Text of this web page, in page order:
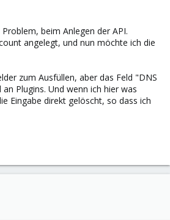
beim Anlegen der API.
angelegt, und nun möchte ich die
zum Ausfüllen, aber das Feld "DNS
Plugins. Und wenn ich hier was
Eingabe direkt gelöscht, so dass ich